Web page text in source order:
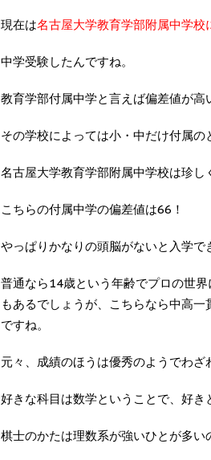
現在は名古屋大学教育学部附属中学校
中学受験したんですね。
教育学部付属中学と言えば偏差値が高
その学校によっては小・中だけ付属の
名古屋大学教育学部附属中学校は珍し
こちらの付属中学の偏差値は66！
やっぱりかなりの頭脳がないと入学で
普通なら14歳という年齢でプロの世
もあるでしょうが、こちらなら中高
ですね。
元々、成績のほうは優秀のようでわ
好きな科目は数学ということで、好き
棋士のかたは理数系が強いひとが多い